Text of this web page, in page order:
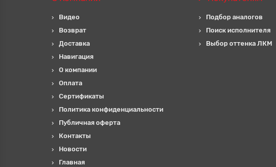
Видео
Возврат
Доставка
Навигация
О компании
Оплата
Сертификаты
Политика конфиденциальности
Публичная оферта
Контакты
Новости
Главная
Подбор аналогов
Поиск исполнителя
Выбор оттенка ЛКМ